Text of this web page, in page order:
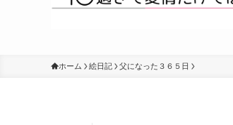
ホーム 絵日記 父になった３６５日